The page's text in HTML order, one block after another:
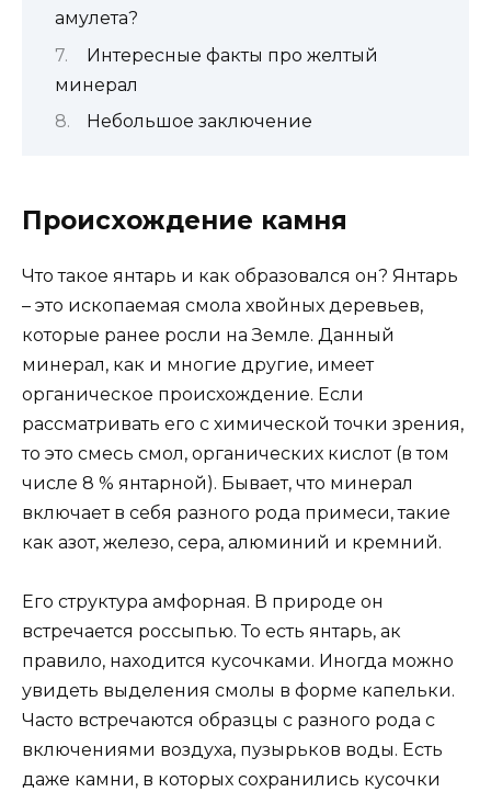
амулета?
Интересные факты про желтый
минерал
Небольшое заключение
Происхождение камня
Что такое янтарь и как образовался он? Янтарь
– это ископаемая смола хвойных деревьев,
которые ранее росли на Земле. Данный
минерал, как и многие другие, имеет
органическое происхождение. Если
рассматривать его с химической точки зрения,
то это смесь смол, органических кислот (в том
числе 8 % янтарной). Бывает, что минерал
включает в себя разного рода примеси, такие
как азот, железо, сера, алюминий и кремний.
Его структура амфорная. В природе он
встречается россыпью. То есть янтарь, ак
правило, находится кусочками. Иногда можно
увидеть выделения смолы в форме капельки.
Часто встречаются образцы с разного рода с
включениями воздуха, пузырьков воды. Есть
даже камни, в которых сохранились кусочки